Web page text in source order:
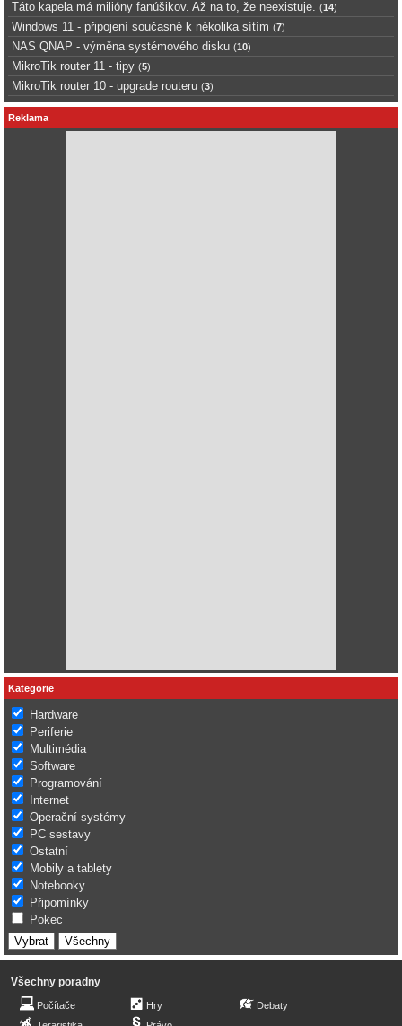
Táto kapela má milióny fanúšikov. Až na to, že neexistuje. (14)
Windows 11 - připojení současně k několika sítím (7)
NAS QNAP - výměna systémového disku (10)
MikroTik router 11 - tipy (5)
MikroTik router 10 - upgrade routeru (3)
Reklama
Kategorie
Hardware
Periferie
Multimédia
Software
Programování
Internet
Operační systémy
PC sestavy
Ostatní
Mobily a tablety
Notebooky
Připomínky
Pokec
Všechny poradny
Počítače
Hry
Debaty